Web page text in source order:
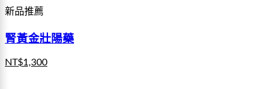
新品推薦
腎黃金壯陽藥
NT$1,300